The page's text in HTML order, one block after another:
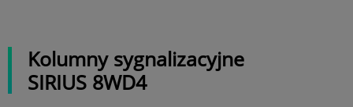
Kolumny sygnalizacyjne
SIRIUS 8WD4